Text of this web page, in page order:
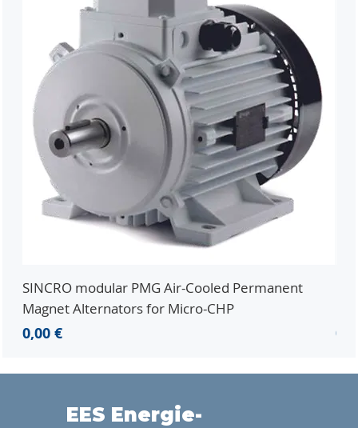
SINCRO modular PMG Air-Cooled Permanent
Magnet Alternators for Micro-CHP
Prix
0,00 €
EES Energie-